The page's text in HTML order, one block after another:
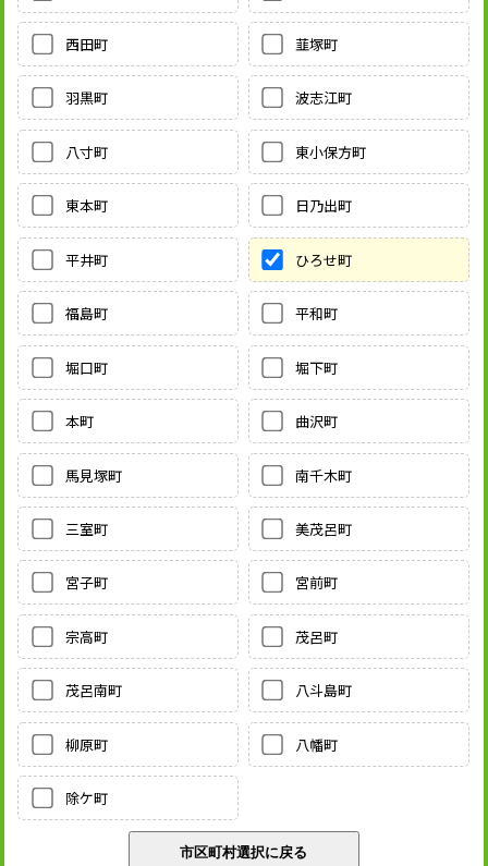
西田町 韮塚町
羽黒町 波志江町
八寸町 東小保方町
東本町 日乃出町
平井町 ひろせ町
福島町 平和町
堀口町 堀下町
本町 曲沢町
馬見塚町 南千木町
三室町 美茂呂町
宮子町 宮前町
宗高町 茂呂町
茂呂南町 八斗島町
柳原町 八幡町
除ケ町